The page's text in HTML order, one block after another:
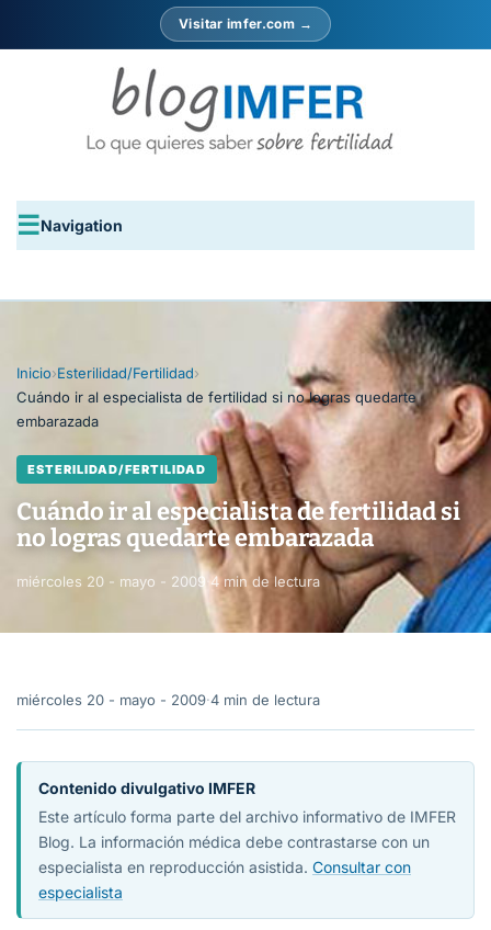
Visitar imfer.com →
Navigation
Inicio›Esterilidad/Fertilidad›
Cuándo ir al especialista de fertilidad si no logras quedarte
embarazada
ESTERILIDAD/FERTILIDAD
Cuándo ir al especialista de fertilidad si
no logras quedarte embarazada
miércoles 20 - mayo - 2009 4 min de lectura
miércoles 20 - mayo - 2009·4 min de lectura
Contenido divulgativo IMFER
Este artículo forma parte del archivo informativo de IMFER
Blog. La información médica debe contrastarse con un
especialista en reproducción asistida. Consultar con
especialista